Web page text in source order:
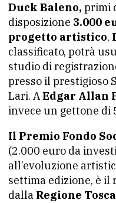
Duck Baleno, primi
disposizione 3.000
progetto artistico,
classificato, potrà
studio di
presso il prestigioso
Lari. AEdgar Allan
invece un gettone di
Il Premio Fondo
(2.000 euro da
all’evoluzione
settima edizione, è
dalla Regione